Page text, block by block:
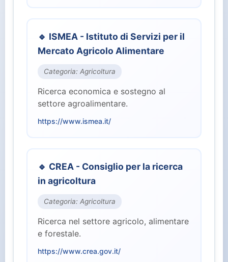
⚖️ Giustizia (2)
🏭 Industria e Lavoro (8)
🏛️ Istituzioni Centrali (10)
🎓 Istruzione e Ricerca (7)
🏥 Salute (4)
🔹 ISMEA - Istituto di Servizi per il
Mercato Agricolo Alimentare
Categoria: Agricoltura
Ricerca economica e sostegno al
settore agroalimentare.
https://www.ismea.it/
🔹 CREA - Consiglio per la ricerca
in agricoltura
Categoria: Agricoltura
Ricerca nel settore agricolo, alimentare
e forestale.
https://www.crea.gov.it/